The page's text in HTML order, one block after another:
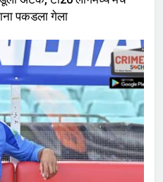
पकडला गेला